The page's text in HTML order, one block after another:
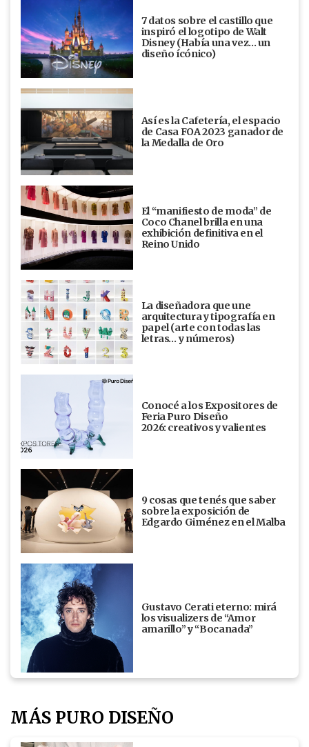
7 datos sobre el castillo que
inspiró el logotipo de Walt
Disney (Había una vez... un
diseño ícónico)
Así es la Cafetería, el espacio
de Casa FOA 2023 ganador de
la Medalla de Oro
El “manifiesto de moda” de
Coco Chanel brilla en una
exhibición definitiva en el
Reino Unido
La diseñadora que une
arquitectura y tipografía en
papel (arte con todas las
letras… y números)
Conocé a los Expositores de
Feria Puro Diseño
2026: creativos y valientes
9 cosas que tenés que saber
sobre la exposición de
Edgardo Giménez en el Malba
Gustavo Cerati eterno: mirá
los visualizers de “Amor
amarillo” y “Bocanada”
MÁS PURO DISEÑO